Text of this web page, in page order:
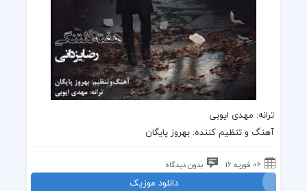
ترانه: مهدی ایوبی
آهنگ و تنظیم کننده: بهروز پایگان
06 فوریه 16 بدون دیدگاه
دانلود موزیک